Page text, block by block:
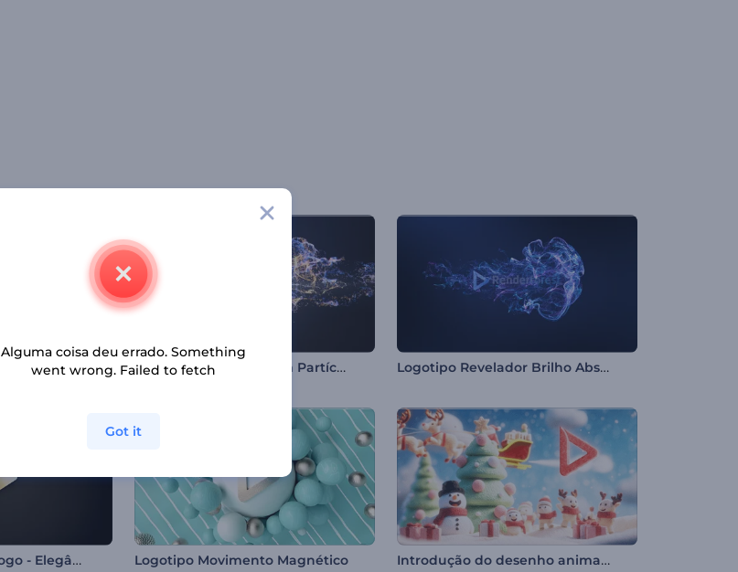
Apresentação de Logo - Superfície de Mosaico Revelação de Logo com Partículas Fluidas Logotipo Revelador Brilho Absoluto
Apresentação de Logo - Elegância Logotipo Movimento Magnético Introdução do desenho animado de Natal alegre
Alguma coisa deu errado. Something
went wrong. Failed to fetch
Got it